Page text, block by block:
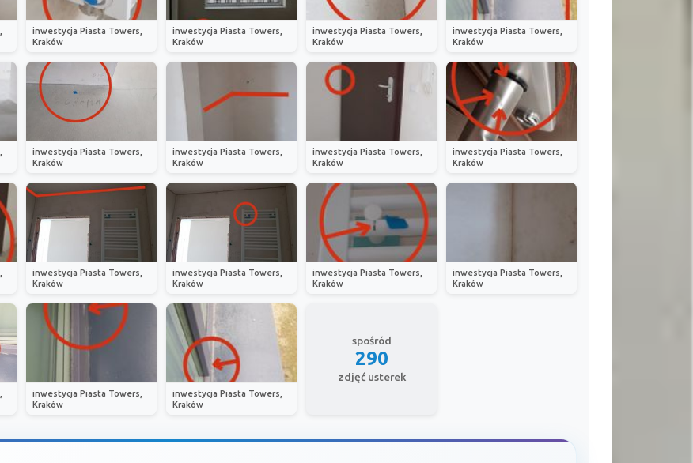
inwestycja Piasta Towers,
Kraków
inwestycja Piasta Towers,
Kraków
inwestycja Piasta Towers,
Kraków
inwestycja Piasta Towers,
Kraków
inwestycja Piasta Towers,
Kraków
inwestycja Piasta Towers,
Kraków
inwestycja Piasta Towers,
Kraków
inwestycja Piasta Towers,
Kraków
inwestycja Piasta Towers,
Kraków
inwestycja Piasta Towers,
Kraków
inwestycja Piasta Towers,
Kraków
inwestycja Piasta Towers,
Kraków
inwestycja Piasta Towers,
Kraków
inwestycja Piasta Towers,
Kraków
spośród
290
zdjęć usterek